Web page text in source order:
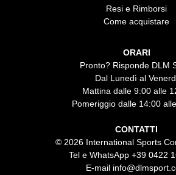
Resi e Rimborsi
Come acquistare
ORARI
Pronto? Risponde DLM
Dal Lunedì al
Mattina dalle 9:00 alle
Pomeriggio dalle 14:00
CONTATTI
© 2026 International Sports
Tel e WhatsApp +39 0422
E-mail